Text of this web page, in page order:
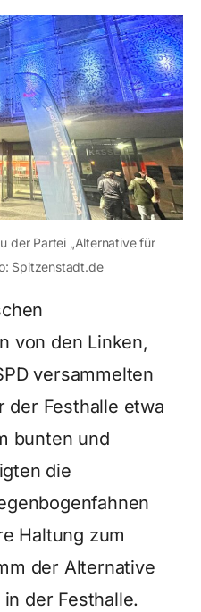
der Partei „Alternative für
Spitzenstadt.de
von den Linken,
versammelten
der Festhalle etwa
bunten und
die
Haltung zum
der Alternative
der Festhalle.